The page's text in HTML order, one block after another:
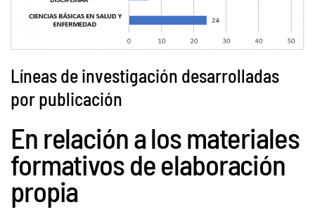
Líneas de investigación desarrolladas
por publicación
En relación a los materiales
formativos de elaboración
propia